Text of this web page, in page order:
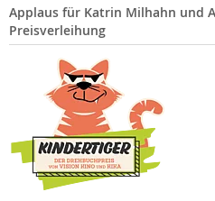
Applaus für Katrin Milhahn und
Preisverleihung